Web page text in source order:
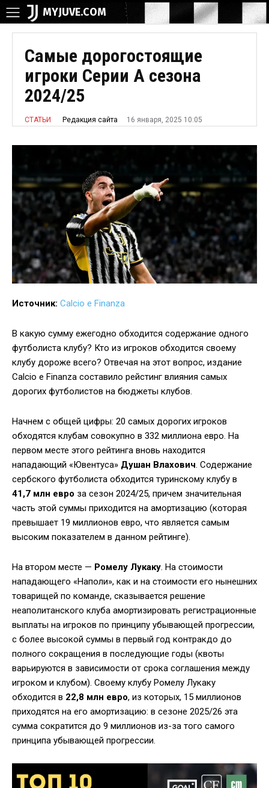
MYJUVE.COM
Самые дорогостоящие
игроки Серии А сезона
2024/25
СТАТЬИ Редакция сайта 16 января, 2025 10:05
Источник: Calcio e Finanza
В какую сумму ежегодно обходится содержание одного
футболиста клубу? Кто из игроков обходится своему
клубу дороже всего? Отвечая на этот вопрос, издание
Calcio e Finanza составило рейстинг влияния самых
дорогих футболистов на бюджеты клубов.
Начнем с общей цифры: 20 самых дорогих игроков
обходятся клубам совокупно в 332 миллиона евро. На
первом месте этого рейтинга вновь находится
нападающий «Ювентуса» Душан Влахович. Содержание
сербского футболиста обходится туринскому клубу в
41,7 млн евро за сезон 2024/25, причем значительная
часть этой суммы приходится на амортизацию (которая
превышает 19 миллионов евро, что является самым
высоким показателем в данном рейтинге).
На втором месте — Ромелу Лукаку. На стоимости
нападающего «Наполи», как и на стоимости его нынешних
товарищей по команде, сказывается решение
неаполитанского клуба амортизировать регистрационные
выплаты на игроков по принципу убывающей прогрессии,
с более высокой суммы в первый год контракдо до
полного сокращения в последующие годы (квоты
варьируются в зависимости от срока соглашения между
игроком и клубом). Своему клубу Ромелу Лукаку
обходится в 22,8 млн евро, из которых, 15 миллионов
приходятся на его амортизацию: в сезоне 2025/26 эта
сумма сократится до 9 миллионов из-за того самого
принципа убывающей прогрессии.